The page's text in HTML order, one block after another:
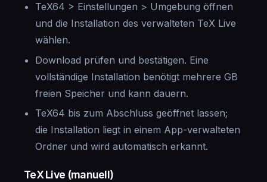
TeX64 > Einstellungen > Umgebung öffnen
und die Installation des verwalteten TeX Live
wählen.
Download prüfen und bestätigen. Eine
vollständige Installation benötigt mehrere GB
freien Speicher und kann dauern.
TeX64 bis zum Abschluss geöffnet lassen;
die Installation liegt in einem App-verwalteten
Ordner und wird automatisch erkannt.
TeX Live (manuell)